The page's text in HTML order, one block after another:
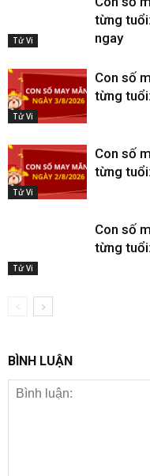
Tử Vi
từng
ngay
Tử Vi
Con số
từng
Tử Vi
Con số
từng
Tử Vi
Con số
từng
BÌNH LUẬN